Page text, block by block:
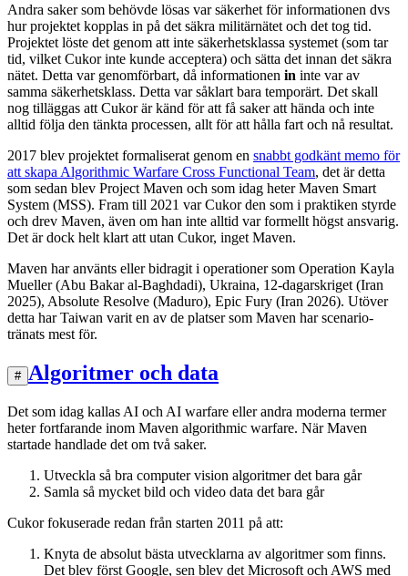
Andra saker som behövde lösas var säkerhet för informationen dvs
hur projektet kopplas in på det säkra militärnätet och det tog tid.
Projektet löste det genom att inte säkerhetsklassa systemet (som tar
tid, vilket Cukor inte kunde acceptera) och sätta det innan det säkra
nätet. Detta var genomförbart, då informationen in inte var av
samma säkerhetsklass. Detta var såklart bara temporärt. Det skall
nog tilläggas att Cukor är känd för att få saker att hända och inte
alltid följa den tänkta processen, allt för att hålla fart och nå resultat.
2017 blev projektet formaliserat genom en snabbt godkänt memo för
att skapa Algorithmic Warfare Cross Functional Team, det är detta
som sedan blev Project Maven och som idag heter Maven Smart
System (MSS). Fram till 2021 var Cukor den som i praktiken styrde
och drev Maven, även om han inte alltid var formellt högst ansvarig.
Det är dock helt klart att utan Cukor, inget Maven.
Maven har använts eller bidragit i operationer som Operation Kayla
Mueller (Abu Bakar al-Baghdadi), Ukraina, 12-dagarskriget (Iran
2025), Absolute Resolve (Maduro), Epic Fury (Iran 2026). Utöver
detta har Taiwan varit en av de platser som Maven har scenario-
tränats mest för.
# Algoritmer och data
Det som idag kallas AI och AI warfare eller andra moderna termer
heter fortfarande inom Maven algorithmic warfare. När Maven
startade handlade det om två saker.
Utveckla så bra computer vision algoritmer det bara går
Samla så mycket bild och video data det bara går
Cukor fokuserade redan från starten 2011 på att:
Knyta de absolut bästa utvecklarna av algoritmer som finns.
Det blev först Google, sen blev det Microsoft och AWS med